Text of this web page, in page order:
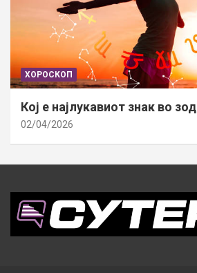
ХОРОСКОП
Кој е најлукавиот знак во
02/04/2026